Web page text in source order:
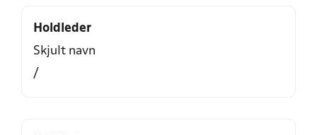
Holdleder
Skjult navn
/